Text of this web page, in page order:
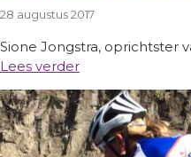
28 augustus 2017
Sione Jongstra, oprichtster
Lees verder